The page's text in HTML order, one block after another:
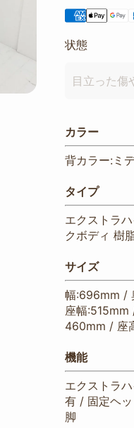
状態
目立った傷
カラー
背カラー:ミ
タイプ
エクストラ
クボディ 樹
サイズ
幅:696mm /
座幅
460mm / 座
機能
エクストラ
有 / 固定ヘ
脚